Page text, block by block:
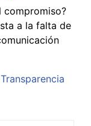
compromiso?
a la falta de
Transparencia